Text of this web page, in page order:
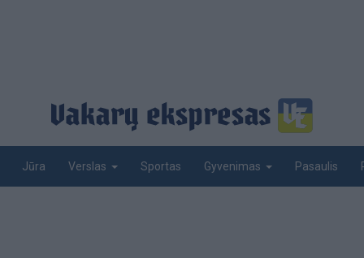
Jūra Verslas Sportas Gyvenimas Pasaulis